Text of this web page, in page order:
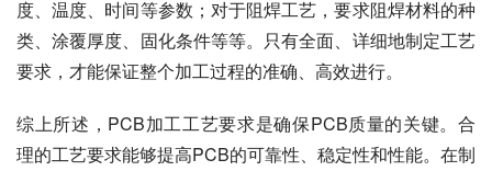
度、温度、时间等参数；对于阻焊工艺，要求阻焊材料的种
类、涂覆厚度、固化条件等等。只有全面、详细地制定工艺
要求，才能保证整个加工过程的准确、高效进行。
综上所述，PCB加工工艺要求是确保PCB质量的关键。合
理的工艺要求能够提高PCB的可靠性、稳定性和性能。在制